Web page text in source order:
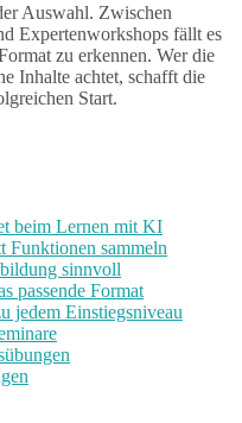
Auswahl. Zwischen
Expertenworkshops fällt es
zu erkennen. Wer die
Inhalte achtet, schafft die
Start.
beim Lernen mit KI
Funktionen sammeln
sinnvoll
passende Format
jedem Einstiegsniveau